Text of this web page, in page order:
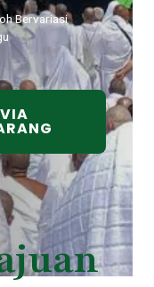
Bervariasi